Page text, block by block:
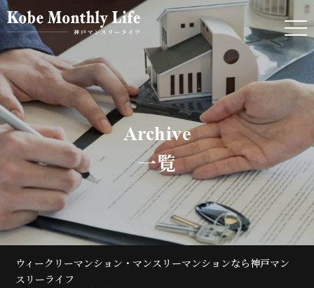
Archive
一覧
ウィークリーマンション・マンスリーマンションなら神戸マン
スリーライフ